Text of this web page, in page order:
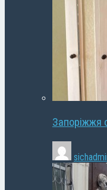
Запоріжжя